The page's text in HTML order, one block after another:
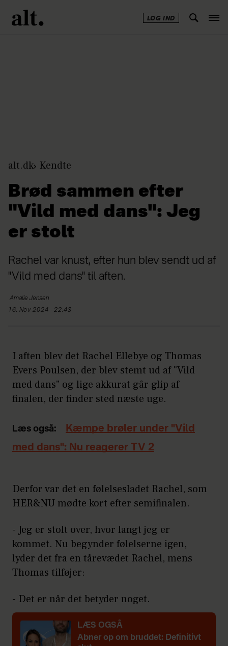
LOG IND
alt.dk Kendte
Brød sammen efter
"Vild med dans": Jeg
er stolt
Rachel var knust, efter hun blev sendt ud af
"Vild med dans" til aften.
Amalie Jensen
16. Nov 2024 - 22:43
I aften blev det Rachel Ellebye og Thomas
Evers Poulsen, der blev stemt ud af "Vild
med dans" og lige akkurat går glip af
finalen, der finder sted næste uge.
Læs også:
Kæmpe brøler under "Vild
med dans": Nu reagerer TV 2
Derfor var det en følelsesladet Rachel, som
HER&NU mødte kort efter semifinalen.
- Jeg er stolt over, hvor langt jeg er
kommet. Nu begynder følelserne igen,
lyder det fra en tårevædet Rachel, mens
Thomas tilføjer:
- Det er når det betyder noget.
LÆS OGSÅ
Åbner op om bruddet: Definitivt